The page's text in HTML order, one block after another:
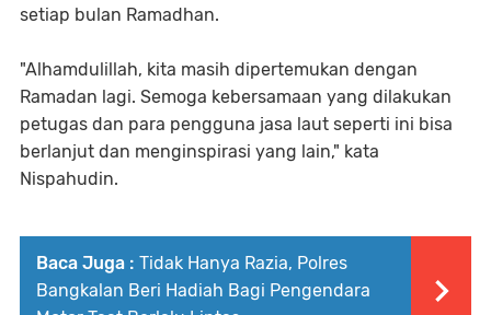
setiap bulan Ramadhan.
"Alhamdulillah, kita masih dipertemukan dengan
Ramadan lagi. Semoga kebersamaan yang dilakukan
petugas dan para pengguna jasa laut seperti ini bisa
berlanjut dan menginspirasi yang lain," kata
Nispahudin.
Baca Juga : Tidak Hanya Razia, Polres
Bangkalan Beri Hadiah Bagi Pengendara